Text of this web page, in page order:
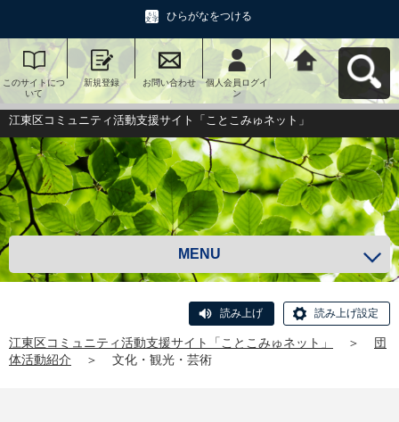
ひらがなをつける
このサイトにつ
いて
新規登録 お問い合わせ
個人会員ログイ
ン
江東区コミュニ
ティ活動支援サ
イト「ことこみ
ゅネット」へ戻
る
江東区コミュニティ活動支援サイト「ことこみゅネット」
MENU
読み上げ 読み上げ設定
江東区コミュニティ活動支援サイト「ことこみゅネット」 ＞
団
体活動紹介
＞ 文化・観光・芸術